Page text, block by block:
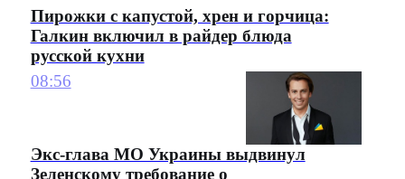
Пирожки с капустой, хрен и горчица:
Галкин включил в райдер блюда
русской кухни
08:56
Экс-глава МО Украины выдвинул
Зеленскому требование о